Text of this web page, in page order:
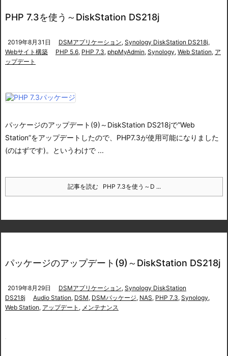
PHP 7.3を使う～DiskStation DS218j
2019年8月31日 DSMアプリケーション, Synology DiskStation DS218j,
Webサイト構築
PHP 5.6, PHP 7.3, phpMyAdmin, Synology, Web Station, ア
ップデート
パッケージのアップデート(9)～DiskStation DS218jで”Web
Station”をアップデートしたので、PHP7.3が使用可能になりました
(のはずです)。
というわけで ...
記事を読む PHP 7.3を使う～D ...
パッケージのアップデート(9)～DiskStation DS218j
2019年8月29日 DSMアプリケーション, Synology DiskStation
DS218j
Audio Station, DSM, DSMパッケージ, NAS, PHP 7.3, Synology,
Web Station, アップデート , メンテナンス